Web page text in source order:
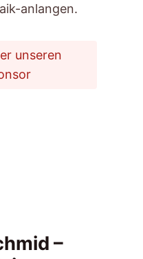
anlangen.
unseren
–